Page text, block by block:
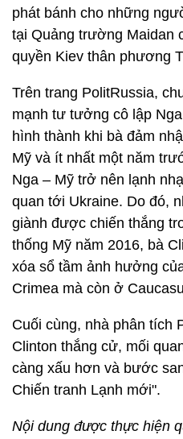
phát bánh cho những
tại Quảng trường Maidan
quyền Kiev thân phương
Trên trang PolitRussia,
mạnh tư tưởng cô lập
hình thành khi bà đảm
Mỹ và ít nhất một năm
Nga – Mỹ trở nên lạnh
quan tới Ukraine. Do đó,
giành được chiến thắng
thống Mỹ năm 2016, bà
xóa sổ tầm ảnh hưởng
Crimea mà còn ở
Cuối cùng, nhà phân tích
Clinton thắng cử, mối
càng xấu hơn và bước
Chiến tranh Lạnh mới".
Nội dung được thực hiện